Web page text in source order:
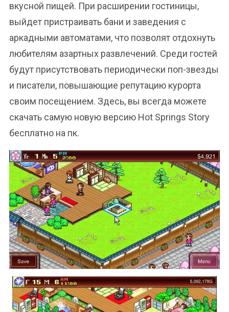
вкусной пищей. При расширении гостиницы,
выйдет пристраивать бани и заведения с
аркадными автоматами, что позволят отдохнуть
любителям азартных развлечений. Среди гостей
будут присутствовать периодически поп-звезды
и писатели, повышающие репутацию курорта
своим посещением. Здесь, вы всегда можете
скачать самую новую версию Hot Springs Story
бесплатно на пк.